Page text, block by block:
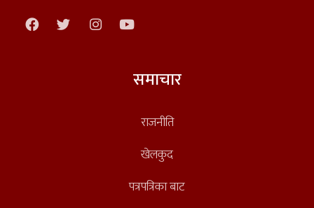
समाचार
राजनीति
खेलकुद
पत्रपत्रिका बाट